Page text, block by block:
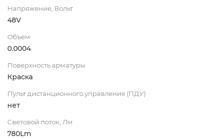
Напряжение, Вольт
48V
Объем
0.0004
Поверхность арматуры
Краска
Пульт дистанционного управления (ПДУ)
нет
Световой поток, Лм
780Lm